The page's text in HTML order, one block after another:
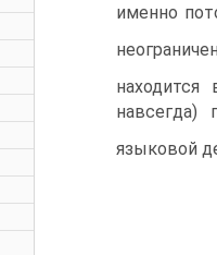
именно
находится
навсегда)
языковой